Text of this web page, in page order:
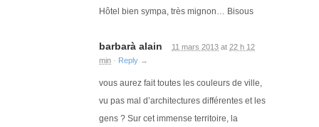
Hôtel bien sympa, très mignon… Bisous
barbarà alain 11 mars 2013 at 22 h 12
min · Reply →
vous aurez fait toutes les couleurs de ville,
vu pas mal d’architectures différentes et les
gens ? Sur cet immense territoire, la